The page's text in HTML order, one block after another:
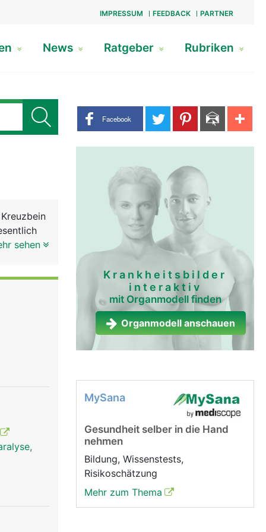
IMPRESSUM FEEDBACK PARTNER
News Ratgeber Rubriken
Share buttons
Facebook
sehen
Krankheitsbilder
interaktiv
mit Organmodell finden
Organmodell anschauen
MySana
Gesundheit selber in die Hand
nehmen
Bildung, Wissenstests,
Risikoschätzung
Mehr zum Thema